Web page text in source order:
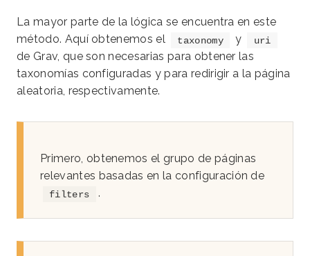
La mayor parte de la lógica se encuentra en este
método. Aquí obtenemos el
taxonomy y uri
de Grav, que son necesarias para obtener las
taxonomías configuradas y para redirigir a la página
aleatoria, respectivamente.
Primero, obtenemos el grupo de páginas
relevantes basadas en la configuración de
filters .